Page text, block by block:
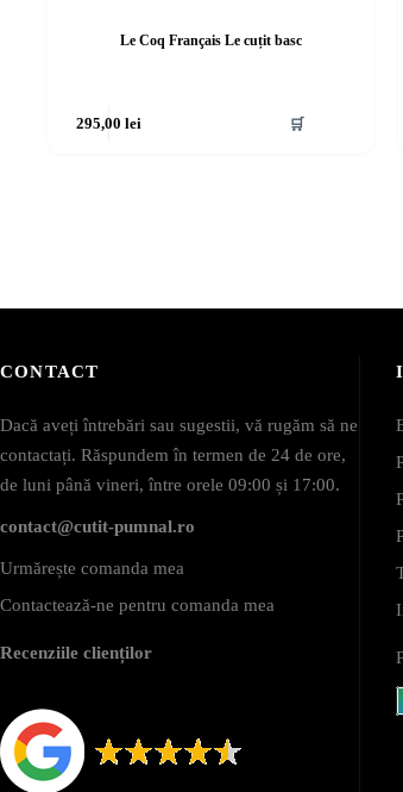
Le Coq Français Le cuțit basc
295,00lei 🛒
CONTACT
Dacă aveți întrebări sau sugestii, vă rugăm să ne
contactați. Răspundem în termen de 24 de ore,
de luni până vineri, între orele 09:00 și 17:00.
contact@cutit-pumnal.ro
Urmărește comanda mea
Contactează-ne pentru comanda mea
Recenziile clienților